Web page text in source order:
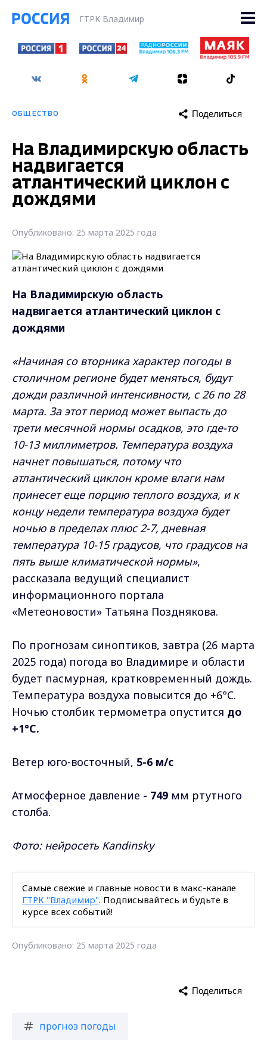
ГТРК Владимир
ОБЩЕСТВО Поделиться
На Владимирскую область
надвигается
атлантический циклон с
дождями
Опубликовано: 25 марта 2025 года
На Владимирскую область
надвигается атлантический циклон с
дождями
«Начиная со вторника характер погоды в
столичном регионе будет меняться, будут
дожди различной интенсивности, с 26 по 28
марта. За этот период может выпасть до
трети месячной нормы осадков, это где-то
10-13 миллиметров. Температура воздуха
начнет повышаться, потому что
атлантический циклон кроме влаги нам
принесет еще порцию теплого воздуха, и к
концу недели температура воздуха будет
ночью в пределах плюс 2-7, дневная
температура 10-15 градусов, что градусов на
пять выше климатической нормы»,
рассказала ведущий специалист
информационного портала
«Метеоновости» Татьяна Позднякова.
По прогнозам синоптиков, завтра (26 марта
2025 года) погода во Владимире и области
будет пасмурная, кратковременный дождь.
Температура воздуха повысится до +6°C.
Ночью столбик термометра опустится до
+1°C.
Ветер юго-восточный, 5-6 м/с
Атмосферное давление - 749 мм ртутного
столба.
Фото: нейросеть Kandinsky
Самые свежие и главные новости в макс-канале
ГТРК "Владимир". Подписывайтесь и будьте в
курсе всех событий!
Опубликовано: 25 марта 2025 года
прогноз погоды
Поделиться